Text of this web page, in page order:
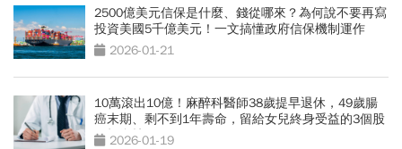
2500億美元信保是什麼、錢從哪來？為何說不要再寫
投資美國5千億美元！一文搞懂政府信保機制運作
2026-01-21
10萬滾出10億！麻醉科醫師38歲提早退休，49歲腸
癌末期、剩不到1年壽命，留給女兒終身受益的3個股
票投資技巧
2026-01-19